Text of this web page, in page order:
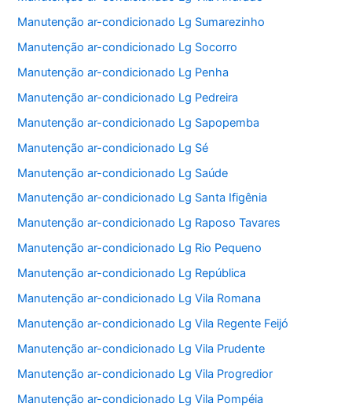
Manutenção ar-condicionado Lg Sumarezinho
Manutenção ar-condicionado Lg Socorro
Manutenção ar-condicionado Lg Penha
Manutenção ar-condicionado Lg Pedreira
Manutenção ar-condicionado Lg Sapopemba
Manutenção ar-condicionado Lg Sé
Manutenção ar-condicionado Lg Saúde
Manutenção ar-condicionado Lg Santa Ifigênia
Manutenção ar-condicionado Lg Raposo Tavares
Manutenção ar-condicionado Lg Rio Pequeno
Manutenção ar-condicionado Lg República
Manutenção ar-condicionado Lg Vila Romana
Manutenção ar-condicionado Lg Vila Regente Feijó
Manutenção ar-condicionado Lg Vila Prudente
Manutenção ar-condicionado Lg Vila Progredior
Manutenção ar-condicionado Lg Vila Pompéia